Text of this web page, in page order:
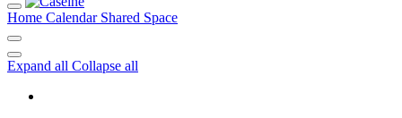
Home Calendar Shared Space
Expand all Collapse all